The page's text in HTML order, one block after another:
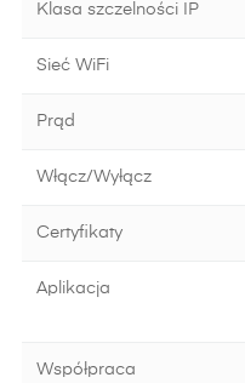
Klasa szczelności IP
Sieć WiFi
Prąd
Włącz/Wyłącz
Certyfikaty
Aplikacja
Współpraca